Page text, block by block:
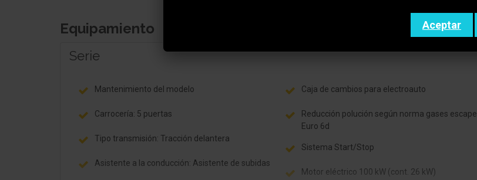
Equipamiento
Serie
Mantenimiento del modelo
Carrocería: 5 puertas
Tipo transmisión: Tracción delantera
Asistente a la conducción: Asistente de subidas
Caja de cambios para electroauto
Reducción polución según norma gases escape
Euro 6d
Sistema Start/Stop
Motor eléctrico 100 kW (cont. 26 kW)
Aceptar